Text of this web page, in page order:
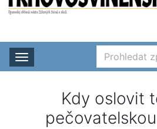
Rozbalit nabídku
Kdy oslovit